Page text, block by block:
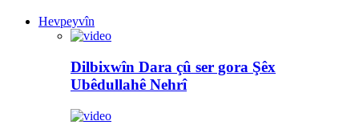
Hevpeyvîn
Dilbixwîn Dara çû ser gora Şêx
Ubêdullahê Nehrî